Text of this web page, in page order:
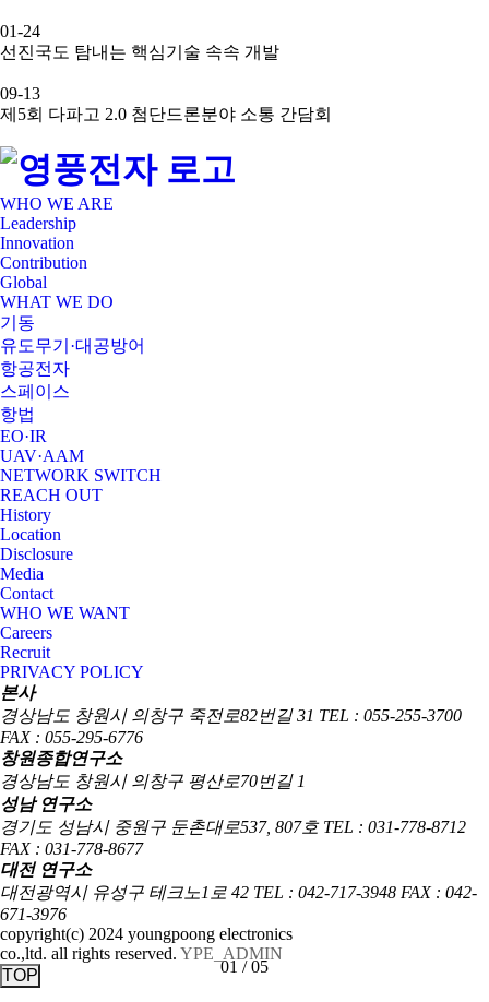
01 /05
01-24
선진국도 탐내는 핵심기술 속속 개발
09-13
제5회 다파고 2.0 첨단드론분야 소통 간담회
WHO WE ARE
Leadership
Innovation
Contribution
Global
WHAT WE DO
기동
유도무기·대공방어
항공전자
스페이스
항법
EO·IR
UAV·AAM
NETWORK SWITCH
REACH OUT
History
Location
Disclosure
Media
Contact
WHO WE WANT
Careers
Recruit
PRIVACY POLICY
본사
경상남도 창원시 의창구 죽전로82번길 31 TEL : 055-255-3700
FAX : 055-295-6776
창원종합연구소
경상남도 창원시 의창구 평산로70번길 1
성남 연구소
경기도 성남시 중원구 둔촌대로537, 807호 TEL : 031-778-8712
FAX : 031-778-8677
대전 연구소
대전광역시 유성구 테크노1로 42 TEL : 042-717-3948 FAX : 042-
671-3976
copyright(c) 2024 youngpoong electronics
co.,ltd. all rights reserved. YPE_ADMIN
TOP